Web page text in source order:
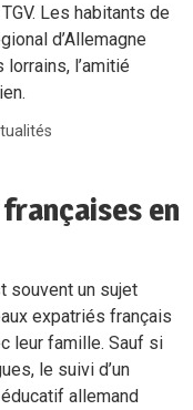
Les habitants de
d’Allemagne
l’amitié
en
souvent un sujet
expatriés français
leur famille. Sauf si
le suivi d’un
allemand